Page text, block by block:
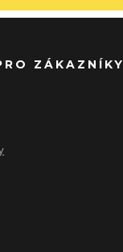
ZÁKAZNÍKY